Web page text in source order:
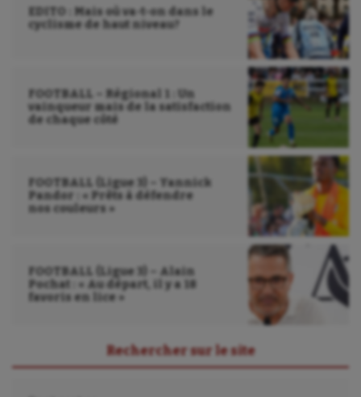
Voile
EDITO : Mais où va-t-on dans le
cyclisme de haut niveau?
FOOTBALL – Régional 1 : Un
vainqueur mais de la satisfaction
de chaque côté
FOOTBALL (Ligue 3) – Yannick
Pandor : « Prêts à défendre
nos couleurs »
FOOTBALL (Ligue 3) – Alain
Pochat : « Au départ, il y a 18
favoris en lice »
Rechercher sur le site